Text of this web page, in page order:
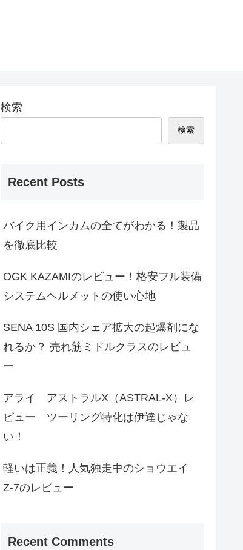
検索
検索
Recent Posts
バイク用インカムの全てがわかる！製品
を徹底比較
OGK KAZAMIのレビュー！格安フル装備
システムヘルメットの使い心地
SENA 10S 国内シェア拡大の起爆剤にな
れるか？ 売れ筋ミドルクラスのレビュ
ー
アライ アストラルX（ASTRAL-X）レ
ビュー ツーリング特化は伊達じゃな
い！
軽いは正義！人気独走中のショウエイ
Z-7のレビュー
Recent Comments